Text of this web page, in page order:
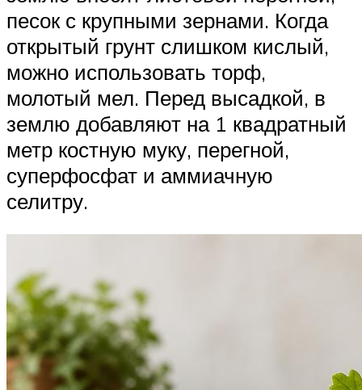
песок с крупными зернами. Когда
открытый грунт слишком кислый,
можно использовать торф,
молотый мел. Перед высадкой, в
землю добавляют на 1 квадратный
метр костную муку, перегной,
суперфосфат и аммиачную
селитру.